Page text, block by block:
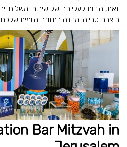
זאת, הודות לעלייתם של שירותי
תוצרת טרייה ומזינה בתזונה היומית
Bar Mitzvah in